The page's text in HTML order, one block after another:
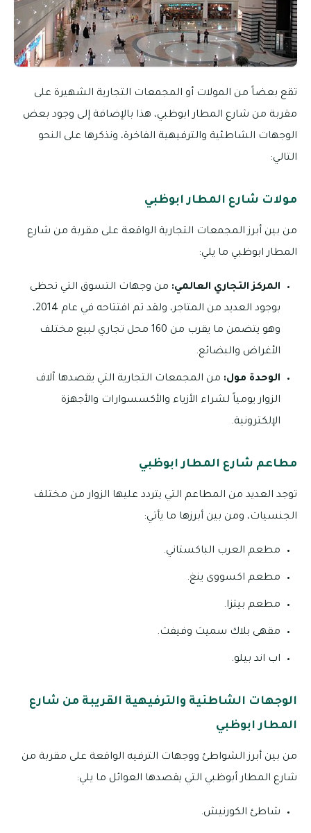
تقع بعضاً من المولات أو المجمعات التجارية الشهيرة على
مقربة من شارع المطار ابوظبي، هذا بالإضافة إلى وجود بعض
الوجهات الشاطئية والترفيهية الفاخرة، ونذكرها على النحو
التالي:
مولات شارع المطار ابوظبي
من بين أبرز المجمعات التجارية الواقعة على مقربة من شارع
المطار ابوظبي ما يلي:
المركز التجاري العالمي: من وجهات التسوق التي تحظى
بوجود العديد من المتاجر، ولقد تم افتتاحه في عام 2014،
وهو يتضمن ما يقرب من 160 محل تجاري لبيع مختلف
الأغراض والبضائع.
الوحدة مول: من المجمعات التجارية التي يقصدها آلاف
الزوار يومياً لشراء الأزياء والأكسسوارات والأجهزة
الإلكترونية.
مطاعم شارع المطار ابوظبي
توجد العديد من المطاعم التي يتردد عليها الزوار من مختلف
الجنسيات، ومن بين أبرزها ما يأتي:
مطعم العرب الباكستاني.
مطعم اكسووى ينغ.
مطعم بيتزا.
مقهى بلاك سميث وفيفث.
اب اند بيلو.
الوجهات الشاطئية والترفيهية القريبة من شارع
المطار ابوظبي
من بين أبرز الشواطئ ووجهات الترفيه الواقعة على مقربة من
شارع المطار أبوظبي التي يقصدها العوائل ما يلي:
شاطئ الكورنيش.